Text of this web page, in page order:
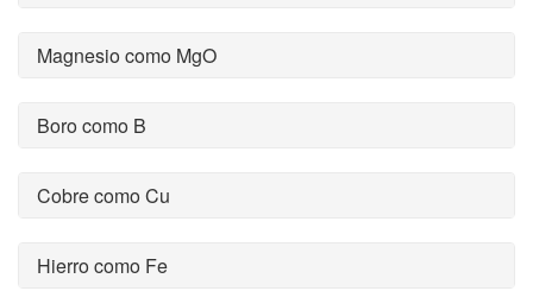
Magnesio como MgO
Boro como B
Cobre como Cu
Hierro como Fe